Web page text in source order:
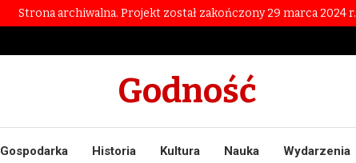
Strona archiwalna. Projekt został zakończony 29 marca 2024 r.
Godność
Gospodarka Historia Kultura Nauka Wydarzenia